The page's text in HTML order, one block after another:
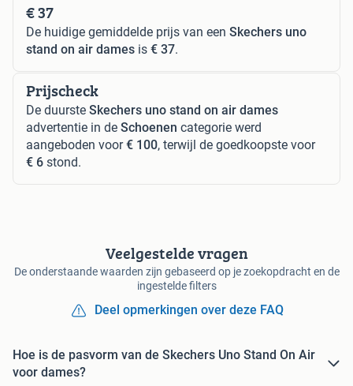
€ 37
De huidige gemiddelde prijs van een Skechers uno
stand on air dames is € 37.
Prijscheck
De duurste Skechers uno stand on air dames
advertentie in de Schoenen categorie werd
aangeboden voor€ 100, terwijl de goedkoopste voor
€ 6 stond.
Veelgestelde vragen
De onderstaande waarden zijn gebaseerd op je zoekopdracht en de
ingestelde filters
Deel opmerkingen over deze FAQ
Hoe is de pasvorm van de Skechers Uno Stand On Air
voor dames?